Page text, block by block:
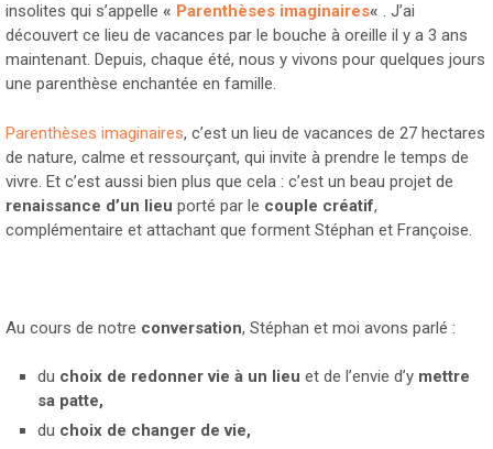
insolites qui s’appelle « Parenthèses imaginaires« . J’ai
découvert ce lieu de vacances par le bouche à oreille il y a 3 ans
maintenant. Depuis, chaque été, nous y vivons pour quelques jours
une parenthèse enchantée en famille.
Parenthèses imaginaires, c’est un lieu de vacances de 27 hectares
de nature, calme et ressourçant, qui invite à prendre le temps de
vivre. Et c’est aussi bien plus que cela : c’est un beau projet de
renaissance d’un lieu porté par le couple créatif,
complémentaire et attachant que forment Stéphan et Françoise.
Au cours de notre conversation, Stéphan et moi avons parlé :
du choix de redonner vie à un lieu et de l’envie d’y mettre
sa patte,
du choix de changer de vie,